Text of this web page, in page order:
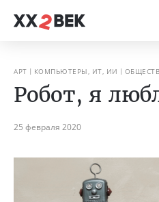
АРТ КОМПЬЮТЕРЫ, ИТ, ИИ
Робот, я
25 февраля 2020